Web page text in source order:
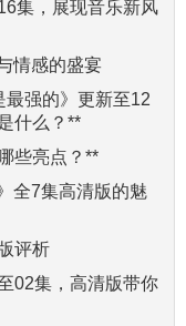
集，展现音乐新风
情感的盛宴
最强的》更新至12
什么？**
些亮点？**
全7集高清版的魅
评析
02集，高清版带你